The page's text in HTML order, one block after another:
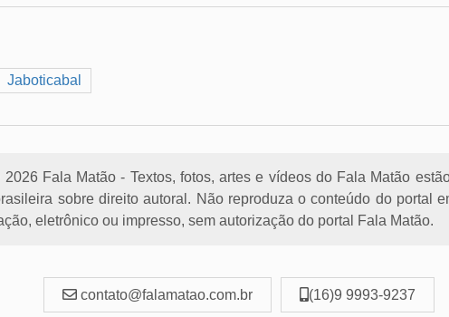
Jaboticabal
Fala Matão - Textos, fotos, artes e vídeos do Fala Matão
sobre direito autoral. Não reproduza o conteúdo do portal
eletrônico ou impresso, sem autorização do portal Fala Matão.
contato@falamatao.com.br (16)9 9993-9237